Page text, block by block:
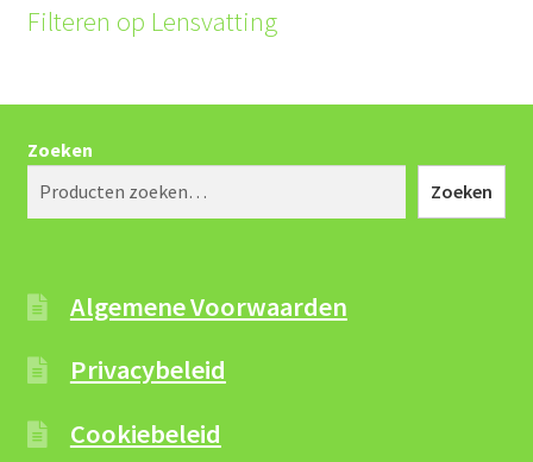
Filteren op Lensvatting
Zoeken
Zoeken
Algemene Voorwaarden
Privacybeleid
Cookiebeleid